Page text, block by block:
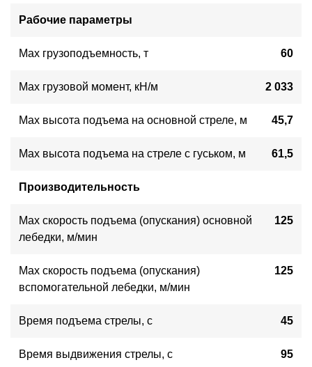
Рабочие параметры
Max грузоподъемность, т 60
Max грузовой момент, кН/м 2 033
Max высота подъема на основной стреле, м 45,7
Max высота подъема на стреле с гуськом, м 61,5
Производительность
Max скорость подъема (опускания) основной
лебедки, м/мин
125
Max скорость подъема (опускания)
вспомогательной лебедки, м/мин
125
Время подъема стрелы, с 45
Время выдвижения стрелы, с 95